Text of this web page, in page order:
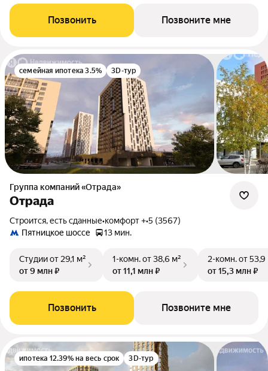
Позвонить Позвоните мне
семейная ипотека 3.5% 3D-тур
Группа компаний «Отрада»
Отрада
Строится, есть сданные•комфорт +•5 (3567)
Пятницкое шоссе
13 мин.
Студииот 29,1 м²
от 9 млн ₽
1-комн.от 38,6 м²
от 11,1 млн ₽
2-комн.от 53,9
от 15,3 млн ₽
Позвонить Позвоните мне
ипотека 12.39% на весь срок 3D-тур